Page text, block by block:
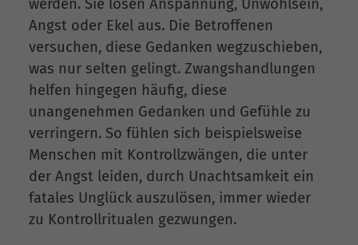
werden. Sie lösen Anspannung, Unwohlsein,
Angst oder Ekel aus. Die Betroffenen
versuchen, diese Gedanken wegzuschieben,
was nur selten gelingt. Zwangshandlungen
helfen hingegen häufig, diese
unangenehmen Gedanken und Gefühle zu
verringern. So fühlen sich beispielsweise
Menschen mit Kontrollzwängen, die unter
der Angst leiden, durch Unachtsamkeit ein
fatales Unglück auszulösen, immer wieder
zu Kontrollritualen gezwungen.